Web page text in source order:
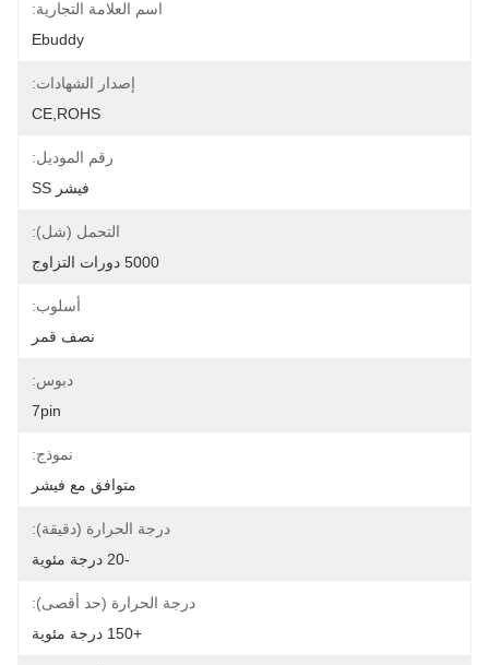
اسم العلامة التجارية:
Ebuddy
إصدار الشهادات:
CE,ROHS
رقم الموديل:
فيشر SS
التحمل (شل):
5000 دورات التزاوج
أسلوب:
نصف قمر
دبوس:
7pin
نموذج:
متوافق مع فيشر
درجة الحرارة (دقيقة):
-20 درجة مئوية
درجة الحرارة (حد أقصى):
+150 درجة مئوية